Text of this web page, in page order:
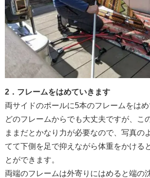
2．フレームをはめていきます
両サイドのポールに5本のフレームをはめ
どのフレームからでも大丈夫ですが、こ
ままだとかなり力が必要なので、写真の
てて下側を足で抑えながら体重をかける
とができます。
両端のフレームは外寄りにはめると端の